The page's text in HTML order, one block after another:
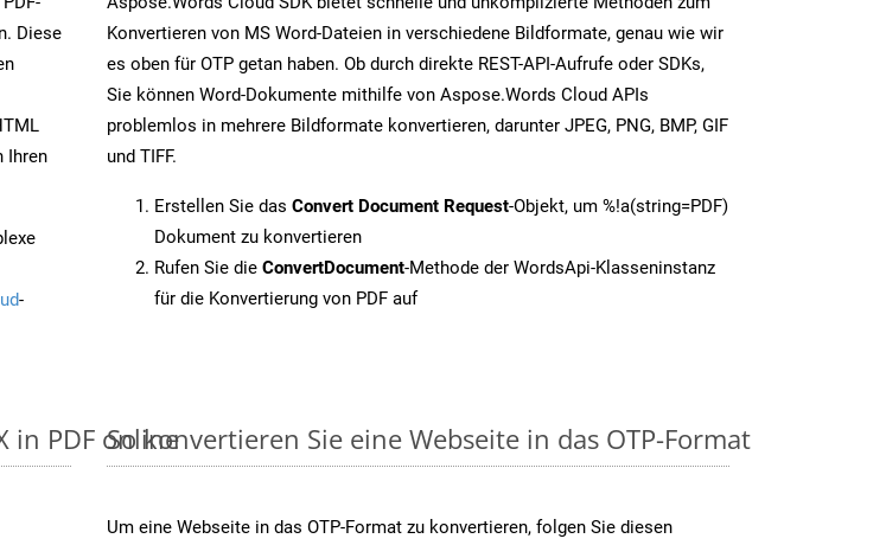
Diese
Ihren
-
Konvertieren von MS Word-Dateien in verschiedene Bildformate, genau wie wir
es oben für OTP getan haben. Ob durch direkte REST-API-Aufrufe oder SDKs,
Sie können Word-Dokumente mithilfe von Aspose.Words Cloud APIs
problemlos in mehrere Bildformate konvertieren, darunter JPEG, PNG, BMP, GIF
und TIFF.
Erstellen Sie das Convert Document Request-Objekt, um %!a(string=PDF)
Dokument zu konvertieren
Rufen Sie die ConvertDocument-Methode der WordsApi-Klasseninstanz
für die Konvertierung von PDF auf
in PDF onlineSo konvertieren Sie eine Webseite in das OTP-Format
Um eine Webseite in das OTP-Format zu konvertieren, folgen Sie diesen